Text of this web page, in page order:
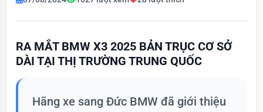
RA MẮT BMW X3 2025 BẢN TRỤC CƠ SỞ
DÀI TẠI THỊ TRƯỜNG TRUNG QUỐC
Hãng xe sang Đức BMW đã giới thiệu